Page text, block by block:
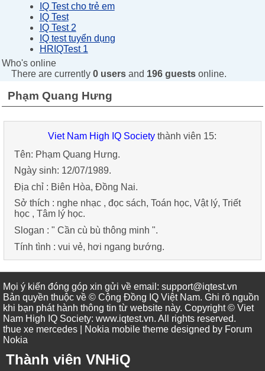
IQ Test cho trẻ em
IQ Test
IQ Test 2
IQ test tuyển dụng
HRIQTest 1
Who's online
There are currently 0 usersand 196 guestsonline.
Phạm Quang Hưng
Viet Nam High IQ Society thành viên 15:
Tên: Phạm Quang Hưng.
Ngày sinh: 12/07/1989.
Địa chỉ : Biên Hòa, Đồng Nai.
Sở thích : nghe nhạc, đọc sách, Toán học, Vật lý, Triết
học, Tâm lý học.
Slogan : " Cần cù bù thông minh ".
Tính tình : vui vẻ, hơi ngang bướng.
Mọi ý kiến đóng góp xin gửi về email: support@iqtest.vn
Bản quyền thuộc về © Cộng Đồng IQ Việt Nam. Ghi rõ nguồn
khi bạn phát hành thông tin từ website này. Copyright © Viet
Nam High IQ Society: www.iqtest.vn. All rights reserved.
thue xe mercedes | Nokia mobile theme designed by Forum
Nokia
Thành viên VNHiQ